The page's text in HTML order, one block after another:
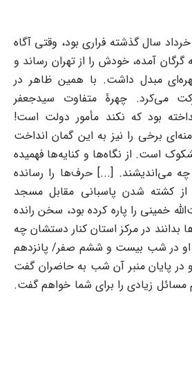
سیدجعفر قمی که از ۱۵ خرداد سال گذشته فراری بود، وقتی آگاه
آمده، خودش را از تهران رساند و
مبدل داشت. با همین ظاهر در
می‌کرد. چهرۀ متفاوت سیدجعفر
بود که نکند مأمور دولت است!
برخی را نیز به این گمان انداخت
است. از نگاه‌ها و کنایه‌ها فهمیده
چه می‌اندیشند. [...] حرف‌ها را رسانده
از کشته شدن پاسبانی مقابل مسجد
خمینی را پاره کرده بود، سخن رانده
بدانند در مرکز استان کنار دستشان چه
در شب بیست و ششم صفر/ پانزدهم
در پایان منبر آن شب به حاضران گفت
زیادی را برای شما خواهم گفت.